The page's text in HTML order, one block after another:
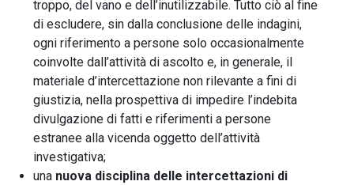
troppo, del vano e dell’inutilizzabile. Tutto ciò al fine
di escludere, sin dalla conclusione delle indagini,
ogni riferimento a persone solo occasionalmente
coinvolte dall’attività di ascolto e, in generale, il
materiale d’intercettazione non rilevante a fini di
giustizia, nella prospettiva di impedire l’indebita
divulgazione di fatti e riferimenti a persone
estranee alla vicenda oggetto dell’attività
investigativa;
una nuova disciplina delle intercettazioni di